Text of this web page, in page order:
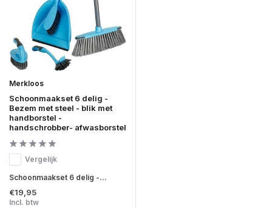
Merkloos
Schoonmaakset 6 delig -
Bezem met steel - blik met
handborstel -
handschrobber- afwasborstel
Vergelijk
Schoonmaakset 6 delig -...
€19,95
Incl. btw